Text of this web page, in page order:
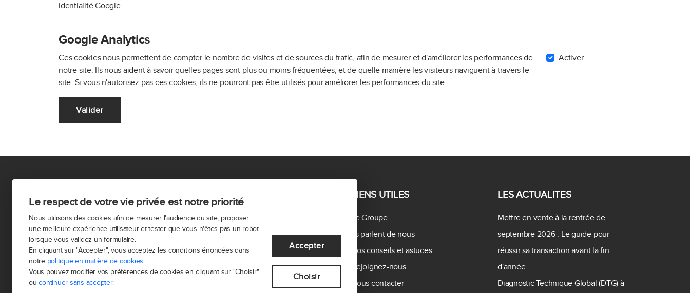
Le respect de votre vie privée est notre priorité
Nous utilisons des cookies afin de mesurer l'audience du site, proposer
une meilleure expérience utilisateur et tester que vous n'êtes pas un robot
lorsque vous validez un formulaire.
En cliquant sur "Accepter", vous acceptez les conditions énoncées dans
notre politique en matière de cookies.
Vous pouvez modifier vos préférences de cookies en cliquant sur "Choisir"
oucontinuer sans accepter.
Accepter
Choisir
identialité Google.
Google Analytics
Ces cookies nous permettent de compter le nombre de visites et de sources du trafic, afin de mesurer et d'améliorer les performances de
notre site. Ils nous aident à savoir quelles pages sont plus ou moins fréquentées, et de quelle manière les visiteurs naviguent à travers le
site. Si vous n'autorisez pas ces cookies, ils ne pourront pas être utilisés pour améliorer les performances du site.
Activer
Valider
VOTRE PROJET
Vendre
Acheter
Estimer votre bien à Paris
Prix de l'immobilier à Paris
LIENS UTILES
Le Groupe
Ils parlent de nous
Nos conseils et astuces
Rejoignez-nous
Nous contacter
LES ACTUALITES
Mettre en vente à la rentrée de
septembre 2026 : Le guide pour
réussir sa transaction avant la fin
d'année
Diagnostic Technique Global (DTG) à